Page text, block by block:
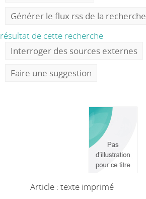
Générer le flux rss de la recherche
résultat de cette recherche
Interroger des sources externes
Faire une suggestion
Article : texte imprimé